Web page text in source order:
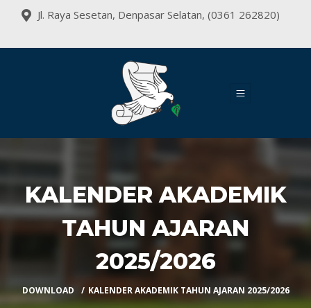
Jl. Raya Sesetan, Denpasar Selatan, (0361 262820)
KALENDER AKADEMIK
TAHUN AJARAN
2025/2026
DOWNLOAD KALENDER AKADEMIK TAHUN AJARAN 2025/2026